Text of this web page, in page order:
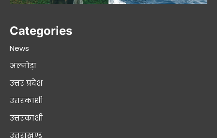
Categories
News
अल्मोड़ा
उत्तर प्रदेश
उत्तरकाशी
उत्तरकाशी
उत्तराखण्ड